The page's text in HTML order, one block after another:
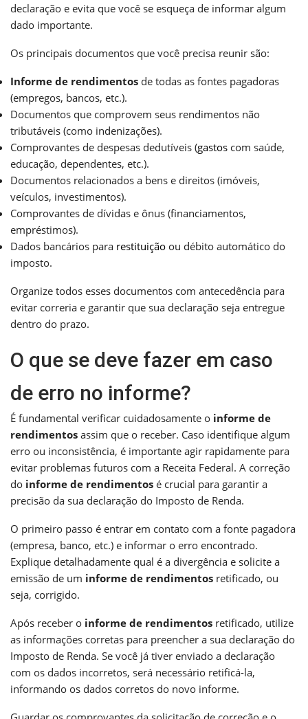
declaração e evita que você se esqueça de informar algum
dado importante.
Os principais documentos que você precisa reunir são:
Informe de rendimentos de todas as fontes pagadoras
(empregos, bancos, etc.).
Documentos que comprovem seus rendimentos não
tributáveis (como indenizações).
Comprovantes de despesas dedutíveis (gastos com saúde,
educação, dependentes, etc.).
Documentos relacionados a bens e direitos (imóveis,
veículos, investimentos).
Comprovantes de dívidas e ônus (financiamentos,
empréstimos).
Dados bancários para restituição ou débito automático do
imposto.
Organize todos esses documentos com antecedência para
evitar correria e garantir que sua declaração seja entregue
dentro do prazo.
O que se deve fazer em caso
de erro no informe?
É fundamental verificar cuidadosamente o informe de
rendimentos assim que o receber. Caso identifique algum
erro ou inconsistência, é importante agir rapidamente para
evitar problemas futuros com a Receita Federal. A correção
do informe de rendimentos é crucial para garantir a
precisão da sua declaração do Imposto de Renda.
O primeiro passo é entrar em contato com a fonte pagadora
(empresa, banco, etc.) e informar o erro encontrado.
Explique detalhadamente qual é a divergência e solicite a
emissão de um informe de rendimentos retificado, ou
seja, corrigido.
Após receber o informe de rendimentos retificado, utilize
as informações corretas para preencher a sua declaração do
Imposto de Renda. Se você já tiver enviado a declaração
com os dados incorretos, será necessário retificá-la,
informando os dados corretos do novo informe.